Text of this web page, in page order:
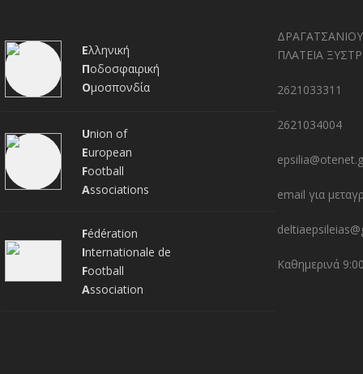
Ελληνική
Ποδοσφαιρική
Ομοσπονδία
Union of
European
Football
Associations
Fédération
Internationale de
Football
Association
ΠΛΑΤΕΙΑ
2621033311
2621034004
email για
Καθημερινά